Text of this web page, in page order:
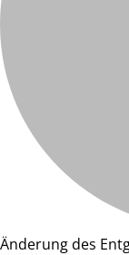
Änderung des